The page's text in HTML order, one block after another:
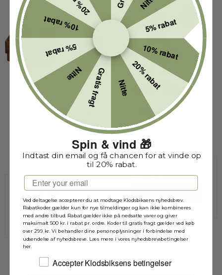
Dumbledores kontor
med Harry Potter
VIS PRODUKT
Udsolgt
Zane (NJO0699)
NJO0699
Udsolgt p.t.
39,00 DKK
VIS PRODUKT
5% rabat
10% rabat
20% rabat
Nitte
Gratis fragt
Nitte
5% rabat
10% rabat
Spin & vind 🎁
Indtast din email og få chancen for at vinde op
til 20% rabat.
Email
Ved deltagelse accepterer du at modtage Klodsbiksens nyhedsbrev.
Rabatkoder gælder kun for nye tilmeldinger og kan ikke kombineres
med andre tilbud. Rabat gælder ikke på nedsatte varer og giver
maksimalt 500 kr. i rabat pr. ordre. Koder til gratis fragt gælder ved køb
over 299 kr. Vi behandler dine personoplysninger i forbindelse med
udsendelse af nyhedsbreve. Læs mere i vores nyhedsbrevsbetingelser
her.
Jeg accepterer Klodsbiksens betingelser
Accepter Klodsbiksens betingelser